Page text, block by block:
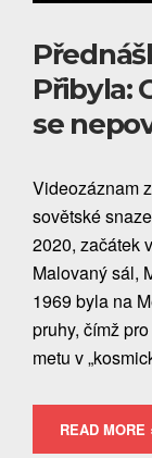
Přibyla:
se
Videozáznam
sovětské
2020, začátek
Malovaný sál,
1969 byla na
pruhy, čímž
metu v
READ MORE